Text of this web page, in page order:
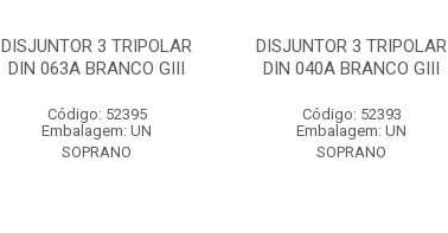
DISJUNTOR 3 TRIPOLAR
DIN 063A BRANCO GIII
Código: 52395
Embalagem: UN
SOPRANO
DISJUNTOR 3 TRIPOLAR
DIN 040A BRANCO GIII
Código: 52393
Embalagem: UN
SOPRANO